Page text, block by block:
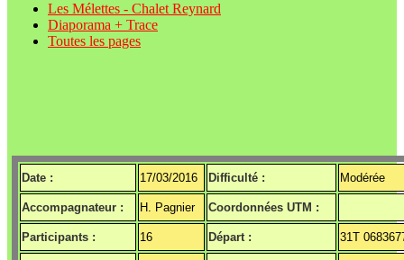
Les Mélettes - Chalet Reynard
Diaporama + Trace
Toutes les pages
Date : 17/03/2016 Difficulté : Modérée
Accompagnateur : H. Pagnier Coordonnées UTM :
Participants : 16 Départ : 31T